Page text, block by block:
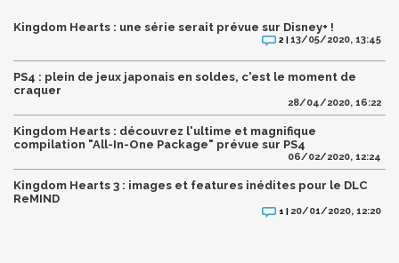
Kingdom Hearts : une série serait prévue sur Disney+ !
2 | 13/05/2020, 13:45
PS4 : plein de jeux japonais en soldes, c'est le moment de
craquer
28/04/2020, 16:22
Kingdom Hearts : découvrez l'ultime et magnifique
compilation "All-In-One Package" prévue sur PS4
06/02/2020, 12:24
Kingdom Hearts 3 : images et features inédites pour le DLC
ReMIND
1 | 20/01/2020, 12:20